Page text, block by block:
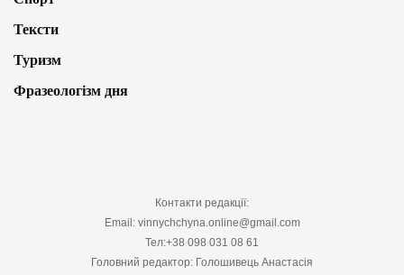
Тексти
Туризм
Фразеологізм дня
Контакти редакції:
Email: vinnychchyna.online@gmail.com
Тел:+38 098 031 08 61
Головний редактор: Голошивець Анастасія